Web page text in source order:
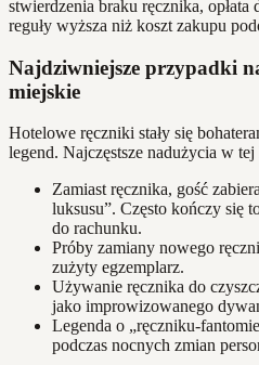
stwierdzenia braku ręcznika, opłata
reguły wyższa niż koszt zakupu
Najdziwniejsze przypadki
miejskie
Hotelowe ręczniki stały się
legend. Najczęstsze nadużycia w
Zamiast ręcznika, gość
luksusu”. Często kończy się
do rachunku.
Próby zamiany nowego
zużyty egzemplarz.
Używanie ręcznika do
jako improwizowanego
Legenda o „ręczniku-
podczas nocnych zmian